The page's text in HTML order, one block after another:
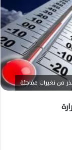
من تغيرات مفاجئة